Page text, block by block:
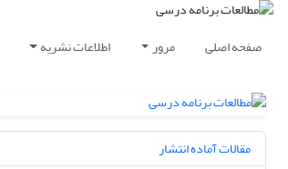
صفحه اصلی مرور اطلاعات نشریه
مقالات آماده انتشار